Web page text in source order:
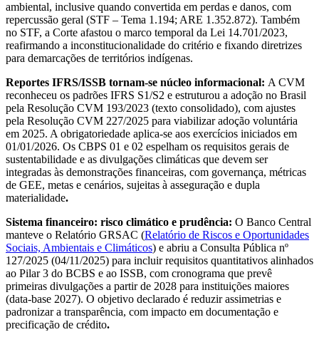
ambiental, inclusive quando convertida em perdas e danos, com
repercussão geral (STF – Tema 1.194; ARE 1.352.872). Também
no STF, a Corte afastou o marco temporal da Lei 14.701/2023,
reafirmando a inconstitucionalidade do critério e fixando diretrizes
para demarcações de territórios indígenas.
Reportes IFRS/ISSB tornam-se núcleo informacional: A CVM
reconheceu os padrões IFRS S1/S2 e estruturou a adoção no Brasil
pela Resolução CVM 193/2023 (texto consolidado), com ajustes
pela Resolução CVM 227/2025 para viabilizar adoção voluntária
em 2025. A obrigatoriedade aplica-se aos exercícios iniciados em
01/01/2026. Os CBPS 01 e 02 espelham os requisitos gerais de
sustentabilidade e as divulgações climáticas que devem ser
integradas às demonstrações financeiras, com governança, métricas
de GEE, metas e cenários, sujeitas à asseguração e dupla
materialidade.
Sistema financeiro: risco climático e prudência: O Banco Central
manteve o Relatório GRSAC (Relatório de Riscos e Oportunidades
Sociais, Ambientais e Climáticos) e abriu a Consulta Pública nº
127/2025 (04/11/2025) para incluir requisitos quantitativos alinhados
ao Pilar 3 do BCBS e ao ISSB, com cronograma que prevê
primeiras divulgações a partir de 2028 para instituições maiores
(data-base 2027). O objetivo declarado é reduzir assimetrias e
padronizar a transparência, com impacto em documentação e
precificação de crédito.